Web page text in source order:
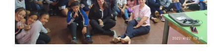
NOTICIAS
Productos y Servicios